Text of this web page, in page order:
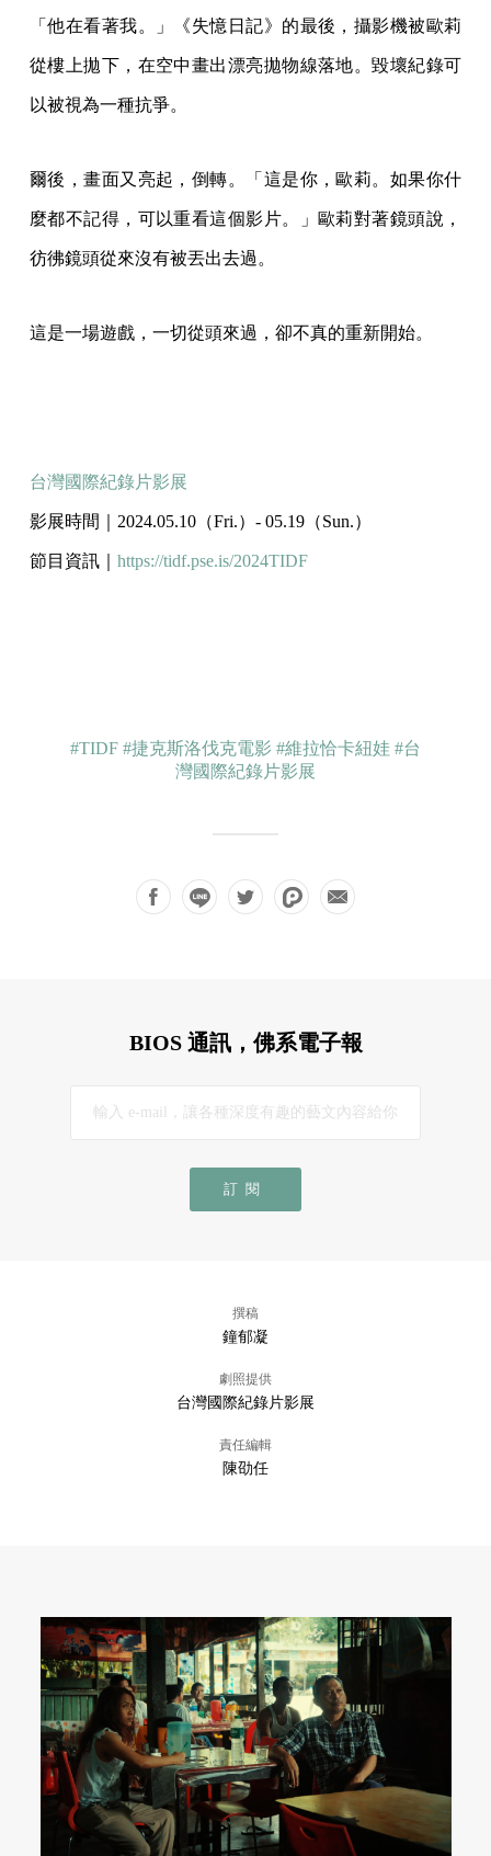
「他在看著我。」《失憶日記》的最後，攝影機被歐莉
從樓上拋下，在空中畫出漂亮拋物線落地。毀壞紀錄可
以被視為一種抗爭。
爾後，畫面又亮起，倒轉。「這是你，歐莉。如果你什
麼都不記得，可以重看這個影片。」歐莉對著鏡頭說，
彷彿鏡頭從來沒有被丟出去過。
這是一場遊戲，一切從頭來過，卻不真的重新開始。
台灣國際紀錄片影展
影展時間｜2024.05.10（Fri.）- 05.19（Sun.）
節目資訊｜ https://tidf.pse.is/2024TIDF​
#TIDF #捷克斯洛伐克電影 #維拉恰卡紐娃 #台
灣國際紀錄片影展
BIOS 通訊，佛系電子報
訂閱
撰稿
鐘郁凝
劇照提供
台灣國際紀錄片影展
責任編輯
陳劭任